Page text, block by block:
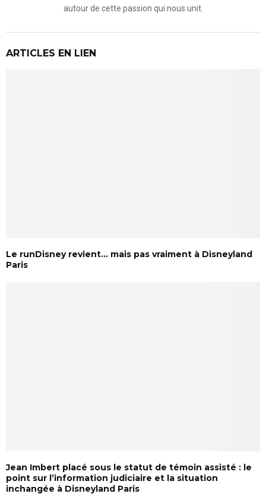
autour de cette passion qui nous unit.
ARTICLES EN LIEN
Le runDisney revient… mais pas vraiment à Disneyland
Paris
Jean Imbert placé sous le statut de témoin assisté : le
point sur l’information judiciaire et la situation
inchangée à Disneyland Paris